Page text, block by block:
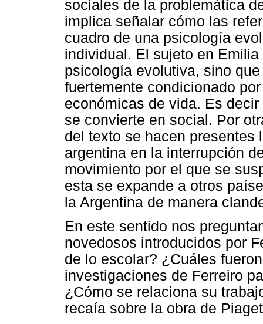
sociales de la problemática
implica señalar cómo las
cuadro de una psicología
individual. El sujeto en
psicología evolutiva, sino
fuertemente condicionado
económicas de vida. Es
se convierte en social. Por
del texto se hacen presentes
argentina en la interrupción
movimiento por el que se
esta se expande a otros
la Argentina de manera
En este sentido nos
novedosos introducidos por
de lo escolar? ¿Cuáles
investigaciones de Ferreiro
¿Cómo se relaciona su
recaía sobre la obra de